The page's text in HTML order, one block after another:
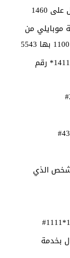
1460
موبايلي من
كود إتمام عملية شحن رصيد موبايلي *1411* رقم
*123*رقم الشخص الذي
بخدمة